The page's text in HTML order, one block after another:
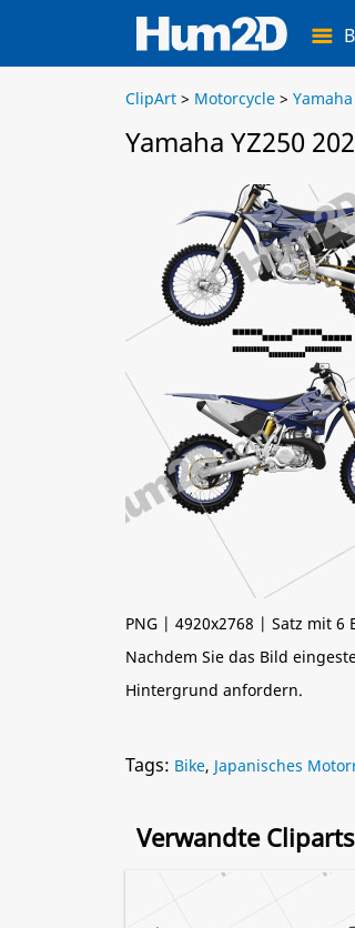
ClipArt > Motorcycle > Yamaha
Yamaha YZ250
PNG | 4920x2768 | Satz mit 6
Nachdem Sie das Bild
Hintergrund anfordern.
Tags: Bike, Japanisches
Verwandte Cliparts